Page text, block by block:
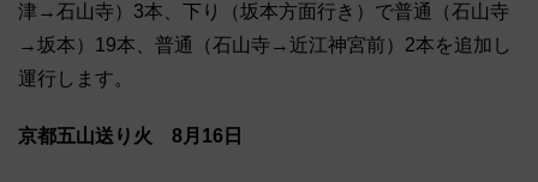
津→石山寺）3本、下り（坂本方面行き）で普通（石山寺
→坂本）19本、普通（石山寺→近江神宮前）2本を追加し
運行します。
京都五山送り火 8月16日